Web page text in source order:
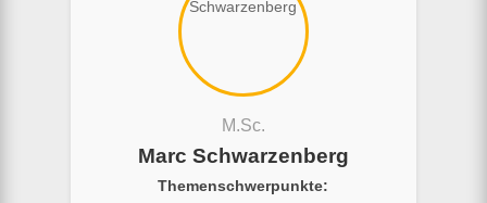
M.Sc.
Marc Schwarzenberg
Themenschwerpunkte: